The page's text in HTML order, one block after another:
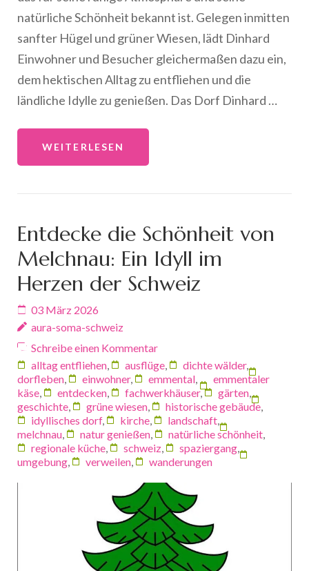
natürliche Schönheit bekannt ist. Gelegen inmitten
sanfter Hügel und grüner Wiesen, lädt Dinhard
Einwohner und Besucher gleichermaßen dazu ein,
dem hektischen Alltag zu entfliehen und die
ländliche Idylle zu genießen. Das Dorf Dinhard …
WEITERLESEN
Entdecke die Schönheit von
Melchnau: Ein Idyll im
Herzen der Schweiz
03 März 2026
aura-soma-schweiz
Schreibe einen Kommentar
alltag entfliehen
ausflüge dichte wälder,
dorfleben
einwohner, emmental
emmentaler
käse
entdecken fachwerkhäuser, gärten
geschichte
grüne wiesen historische gebäude
idyllisches dorf, kirche landschaft
melchnau
natur genießen natürliche schönheit
regionale küche
schweiz spaziergang
umgebung
verweilen wanderungen